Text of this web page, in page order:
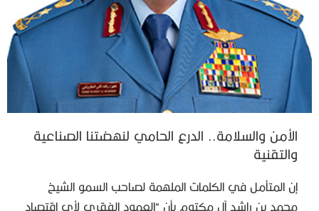
الأمن والسلامة.. الدرع الحامي لنهضتنا الصناعية
والتقنية
إن المتأمل في الكلمات الملهمة لصاحب السمو الشيخ
محمد بن راشد آل مكتوم بأن “العمود الفقري لأي اقتصاد